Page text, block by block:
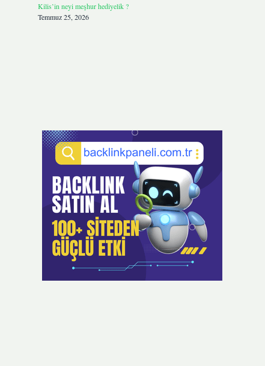
Kilis’in neyi meşhur hediyelik ?
Temmuz 25, 2026